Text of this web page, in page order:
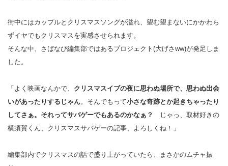
街中にはカップルとクリスマスソングが溢れ、望む望まないにかかわら
ずイヤでもクリスマスを実感させられます。
そんな中、さばなび編集部ではあるプロジェクト(大げさww)が発足しま
した。
「よく映画なんかで、 クリスマスイブの夜に思わぬ場所で、思わぬ出会
いがあったりするじゃん。そんでもって小さな奇跡とか起きちゃったり
してさぁ。それってサバゲーでもあるのかなぁ？
じゃっ、取材好きの
横須賀くん、クリスマスサバゲーの記事、よろしくね！」
編集部内でクリスマスの話で盛り上がっていたら、まさかのムチャ振